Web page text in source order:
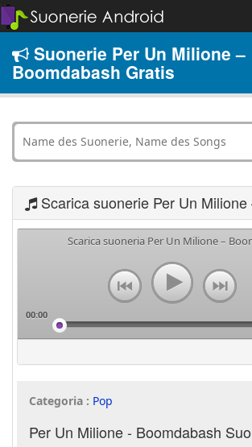
Suonerie Per Un Milione –
Boomdabash Gratis
Scarica suonerie Per Un Milione –
Scarica suoneria Per Un Milione –
00:00
Categoria : Pop
Per Un Milione - Boomdabash